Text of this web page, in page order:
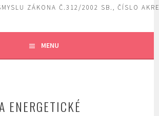
ZÁKONA Č.312/2002 SB., ČÍSLO
MENU
ENERGETICKÉ